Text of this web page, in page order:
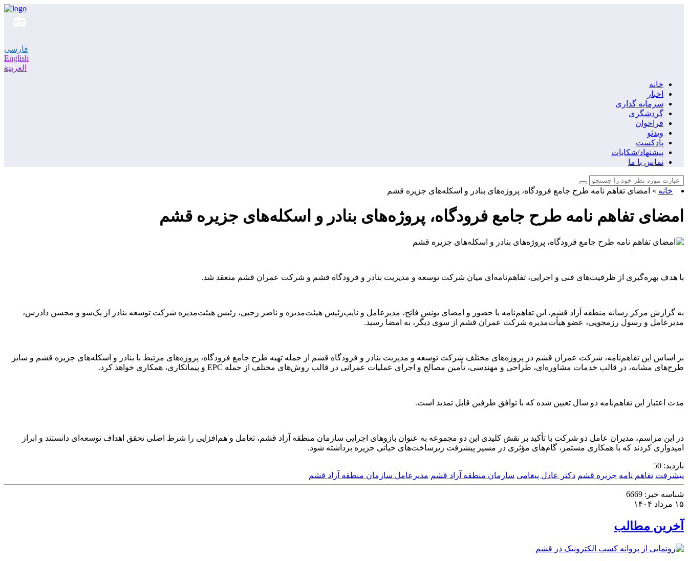
فارسی
English
العربية
خانه
اخبار
سرمایه گذاری
گردشگری
فراخوان
ویدئو
پادکست
پیشنهاد/شکایات
تماس با ما
خانه » امضای تفاهم نامه طرح جامع فرودگاه، پروژه‌های بنادر و اسکله‌های جزیره قشم
امضای تفاهم نامه طرح جامع فرودگاه، پروژه‌های بنادر و اسکله‌های جزیره قشم
با هدف بهره‌گیری از ظرفیت‌های فنی و اجرایی، تفاهم‌نامه‌ای میان شرکت توسعه و مدیریت بنادر و فرودگاه قشم و شرکت عمران قشم منعقد شد.
به گزارش مرکز رسانه منطقه آزاد قشم، این تفاهم‌نامه با حضور و امضای یونس فاتح، مدیرعامل و نایب‌رئیس هیئت‌مدیره و ناصر رجبی، رئیس هیئت‌مدیره شرکت توسعه بنادر از یک‌سو و محسن دادرس،
مدیرعامل و رسول رزمجویی، عضو هیأت‌مدیره شرکت عمران قشم از سوی دیگر، به امضا رسید.
بر اساس این تفاهم‌نامه، شرکت عمران قشم در پروژه‌های مختلف شرکت توسعه و مدیریت بنادر و فرودگاه قشم از جمله تهیه طرح جامع فرودگاه، پروژه‌های مرتبط با بنادر و اسکله‌های جزیره قشم و سایر
طرح‌های مشابه، در قالب خدمات مشاوره‌ای، طراحی و مهندسی، تأمین مصالح و اجرای عملیات عمرانی در قالب روش‌های مختلف از جمله EPC و پیمانکاری، همکاری خواهد کرد.
مدت اعتبار این تفاهم‌نامه دو سال تعیین شده که با توافق طرفین قابل تمدید است.
در این مراسم، مدیران عامل دو شرکت با تأکید بر نقش کلیدی این دو مجموعه به عنوان بازوهای اجرایی سازمان منطقه آزاد قشم، تعامل و هم‌افزایی را شرط اصلی تحقق اهداف توسعه‌ای دانستند و ابراز
امیدواری کردند که با همکاری مستمر، گام‌های مؤثری در مسیر پیشرفت زیرساخت‌های حیاتی جزیره برداشته شود.
بازدید: 50
پیشرفت تفاهم نامه جزیره قشم دکتر عادل پیغامی سازمان منطقه آزاد قشم مدیرعامل سازمان منطقه آزاد قشم
شناسه خبر:
۱۵ مرداد ۱۴۰۴
آخرین مطالب